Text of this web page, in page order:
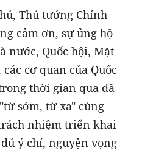
Thủ tướng Chính
cảm ơn, sự ủng hộ
nước, Quốc hội, Mặt
cơ quan của Quốc
thời gian qua đã
sớm, từ xa" cùng
nhiệm triển khai
ý chí, nguyện vọng